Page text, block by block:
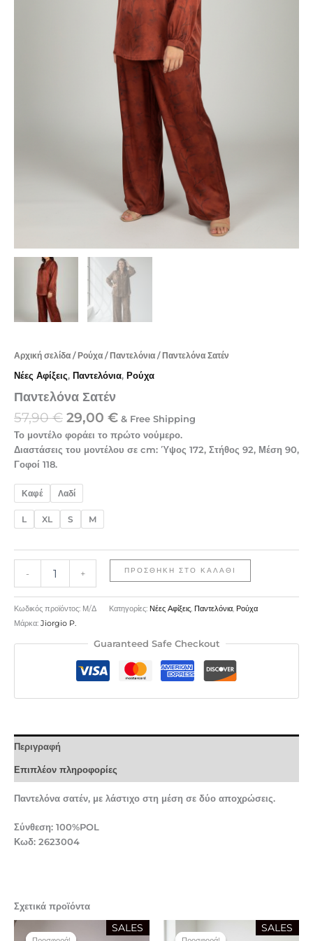
Αρχική σελίδα / Ρούχα / Παντελόνια / Παντελόνα Σατέν
Νέες Αφίξεις, Παντελόνια, Ρούχα
Παντελόνα Σατέν
57,90€ 29,00 € & Free Shipping
Το μοντέλο φοράει το πρώτο νούμερο.
Διαστάσεις του μοντέλου σε cm: Ύψος 172, Στήθος 92, Μέση 90,
Γοφοί 118.
Καφέ Λαδί
L XL S M
- + ΠΡΟΣΘΉΚΗ ΣΤΟ ΚΑΛΆΘΙ
Κωδικός προϊόντος: Μ/Δ Κατηγορίες: Νέες Αφίξεις Παντελόνια Ρούχα
Μάρκα: Jiorgio P.
Guaranteed Safe Checkout
Περιγραφή
Επιπλέον πληροφορίες
Παντελόνα σατέν, με λάστιχο στη μέση σε δύο αποχρώσεις.
Σύνθεση: 100%POL
Κωδ: 2623004
Σχετικά προϊόντα
SALES
OriginalΗ
τρέχουσα
SALES
OriginalΗ
τρέχουσα